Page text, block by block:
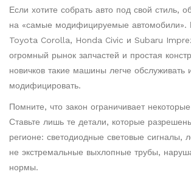
Если хотите собрать авто под свой стиль,
на «самые модифицируемые автомобили».
Toyota Corolla, Honda Civic и Subaru
огромный рынок запчастей и простая
новичков такие машины легче обслуживать
модифицировать.
Помните, что закон ограничивает
Ставьте лишь те детали, которые
регионе: светодиодные световые сигналы,
не экстремальные выхлопные трубы,
нормы.